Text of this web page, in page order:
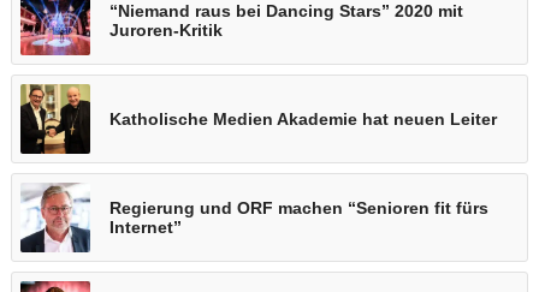
“Niemand raus bei Dancing Stars” 2020 mit
Juroren-Kritik
Katholische Medien Akademie hat neuen Leiter
Regierung und ORF machen “Senioren fit fürs
Internet”